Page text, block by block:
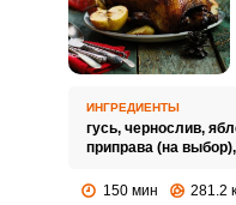
ИНГРЕДИЕНТЫ
гусь, чернослив,
приправа (на выбор),
150 мин 281.2